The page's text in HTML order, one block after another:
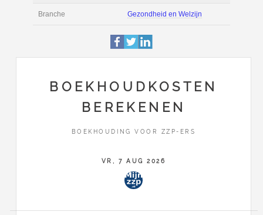
Tarief € 60 per uur ex
Boekhoudsoftware
Boekhouding
Boekhoudkundige
BOEKHOUDKOSTEN
BEREKENEN
BOEKHOUDING VOOR ZZP-ERS
VR, 7 AUG 2026